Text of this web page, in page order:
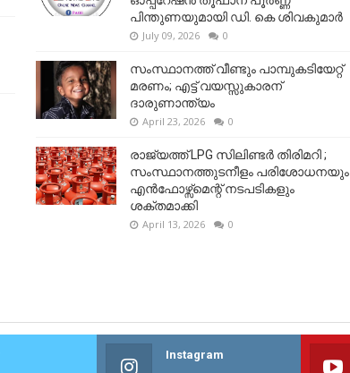
പിന്തുണയുമായി ഡി. കെ ശിവകുമാർ
July 09, 2026 0
സംസ്ഥാനത്ത് വീണ്ടും പാമ്പുകടിയേറ്റ്
മരണം; എട്ട് വയസ്സുകാരന്
ദാരുണാന്ത്യം
April 23, 2026 0
രാജ്യത്ത് LPG സിലിണ്ടർ തിരിമറി ;
സംസ്ഥാനത്തുടനീളം പരിശോധനയും
എൻഫോഴ്സ്മെന്റ് നടപടികളും
ശക്തമാക്കി
April 13, 2026 0
Instagram